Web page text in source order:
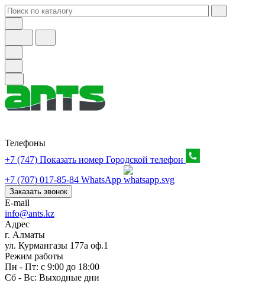
Телефоны
+7 (747) Показать номер Городской телефон
+7 (707) 017-85-84 WhatsApp
Заказать звонок
E-mail
info@ants.kz
Адрес
г. Алматы
ул. Курмангазы 177а оф.1
Режим работы
Пн - Пт: с 9:00 до 18:00
Сб - Вс: Выходные дни